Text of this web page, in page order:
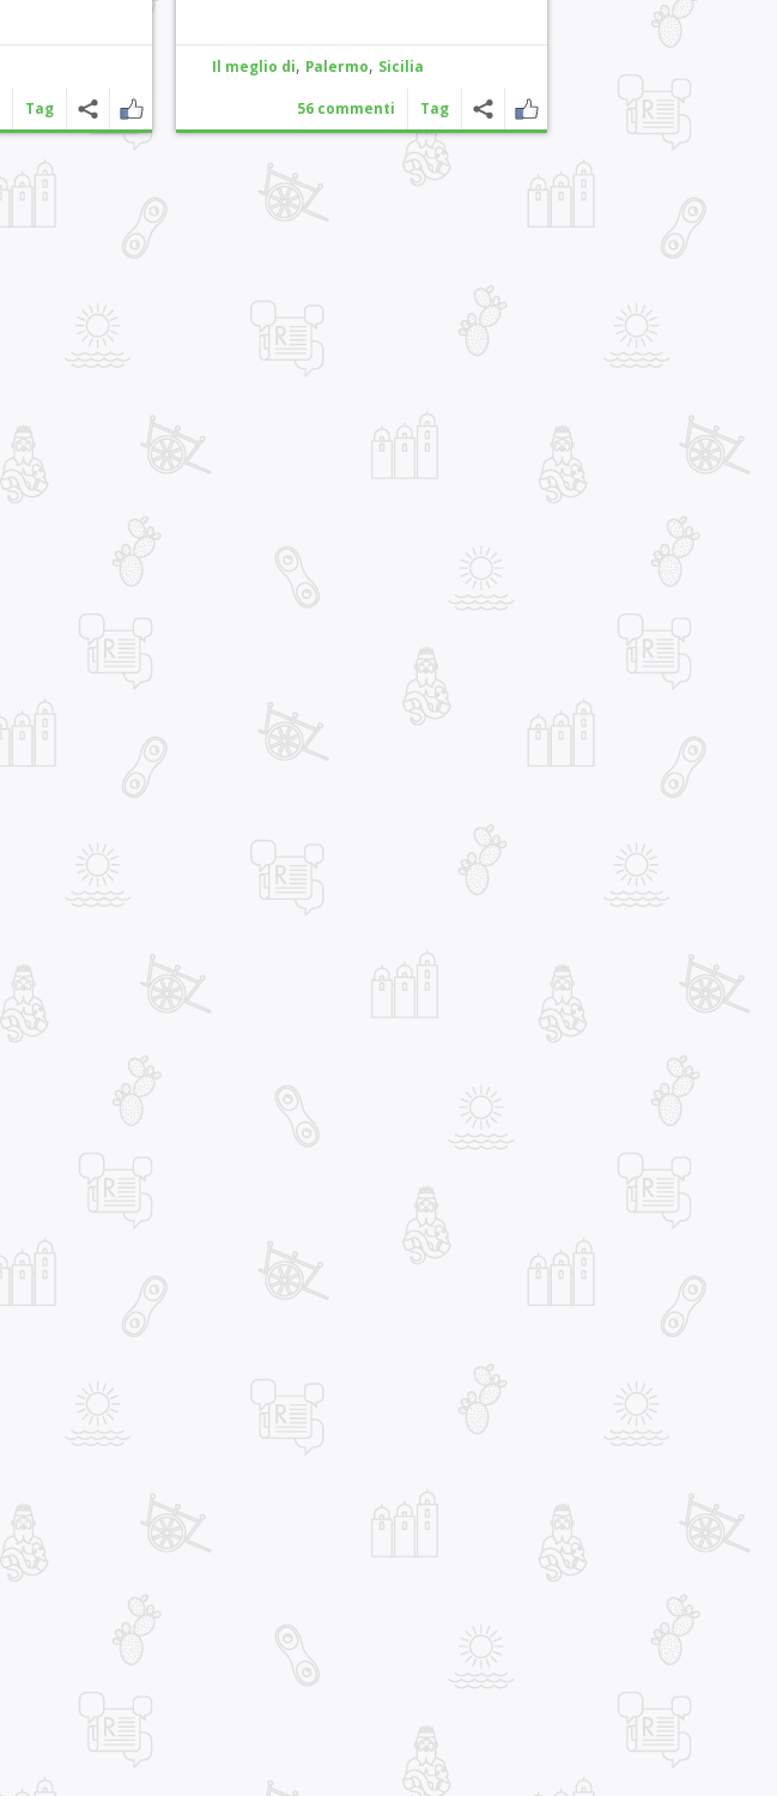
Il meglio di, Palermo, Sicilia
56 commenti Tag
Tag